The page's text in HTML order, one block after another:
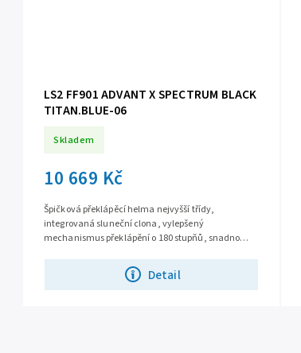
LS2 FF901 ADVANT X SPECTRUM BLACK
TITAN.BLUE-06
Skladem
10 669 Kč
Detail
Špičková překlápěcí helma nejvyšší třídy,
integrovaná sluneční clona, vylepšený
mechanismus překlápění o 180 stupňů, snadno